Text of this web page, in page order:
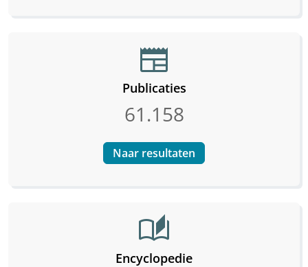
newspaper
Publicaties
61.158
Naar resultaten
auto_stories
Encyclopedie